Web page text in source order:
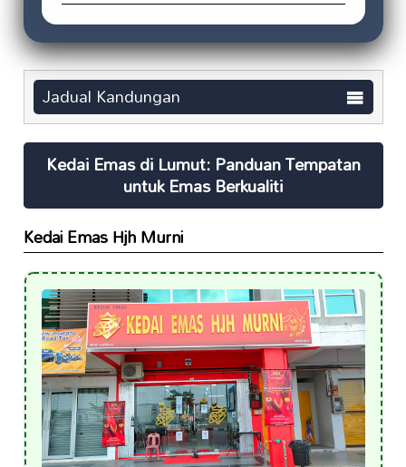
Jadual Kandungan
Kedai Emas di Lumut: Panduan Tempatan
untuk Emas Berkualiti
Kedai Emas Hjh Murni